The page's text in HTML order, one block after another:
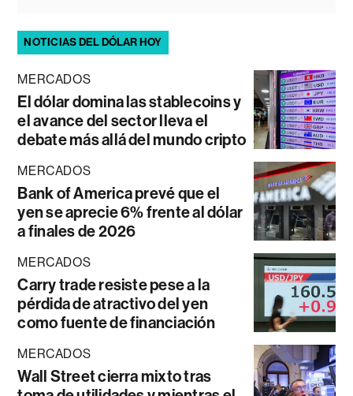
NOTICIAS DEL DÓLAR HOY
MERCADOS
El dólar domina las stablecoins y
el avance del sector lleva el
debate más allá del mundo cripto
MERCADOS
Bank of America prevé que el
yen se aprecie 6% frente al dólar
a finales de 2026
MERCADOS
Carry trade resiste pese a la
pérdida de atractivo del yen
como fuente de financiación
MERCADOS
Wall Street cierra mixto tras